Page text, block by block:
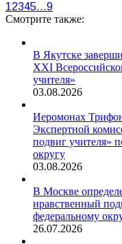
12345…9
Смотрите также:
В Якутске
XXI
учителя»
03.08.2026
Иеромонах
Экспертной
подвиг учителя»
округу
03.08.2026
В Москве
нравственный
федеральному
26.07.2026